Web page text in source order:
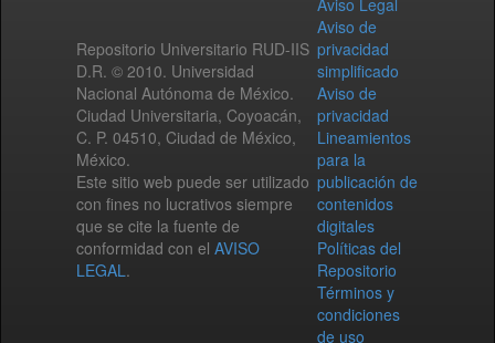
Repositorio Universitario RUD-IIS
D.R. © 2010. Universidad
Nacional Autónoma de México.
Ciudad Universitaria, Coyoacán,
C. P. 04510, Ciudad de México,
México.
Este sitio web puede ser utilizado
con fines no lucrativos siempre
que se cite la fuente de
conformidad con el AVISO
LEGAL.
Aviso Legal
Aviso de
privacidad
simplificado
Aviso de
privacidad
Lineamientos
para la
publicación de
contenidos
digitales
Políticas del
Repositorio
Términos y
condiciones
de uso